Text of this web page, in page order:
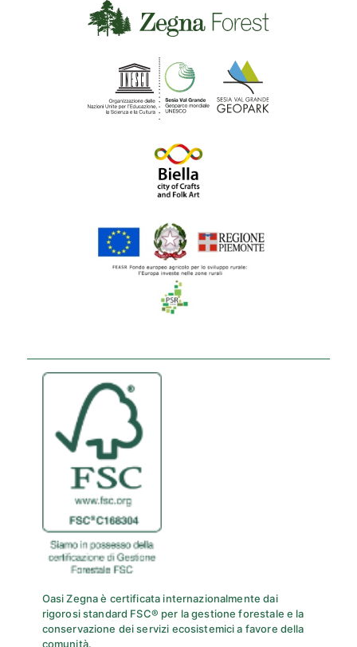
Oasi Zegna è certificata internazionalmente dai
rigorosi standard FSC® per la gestione forestale e la
conservazione dei servizi ecosistemici a favore della
comunità.